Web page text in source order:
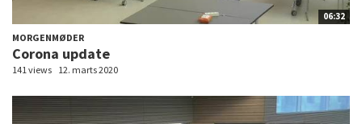
06:32
MORGENMØDER
Corona update
141 views 12. marts 2020